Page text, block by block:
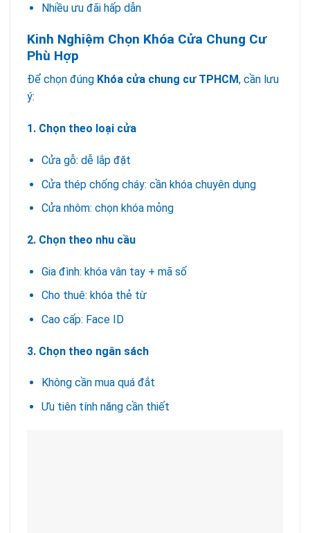
Nhiều ưu đãi hấp dẫn
Kinh Nghiệm Chọn Khóa Cửa Chung Cư
Phù Hợp
Để chọn đúng Khóa cửa chung cư TPHCM, cần lưu
ý:
1. Chọn theo loại cửa
Cửa gỗ: dễ lắp đặt
Cửa thép chống cháy: cần khóa chuyên dụng
Cửa nhôm: chọn khóa mỏng
2. Chọn theo nhu cầu
Gia đình: khóa vân tay + mã số
Cho thuê: khóa thẻ từ
Cao cấp: Face ID
3. Chọn theo ngân sách
Không cần mua quá đắt
Ưu tiên tính năng cần thiết